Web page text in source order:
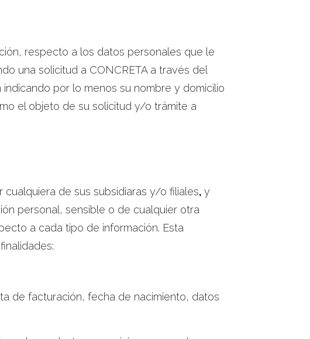
respecto a los datos personales que le
una solicitud a CONCRETA a través del
por lo menos su nombre y domicilio
el objeto de su solicitud y/o trámite a
de sus subsidiaras y/o filiales, y
personal, sensible o de cualquier otra
a cada tipo de información. Esta
de facturación, fecha de nacimiento, datos